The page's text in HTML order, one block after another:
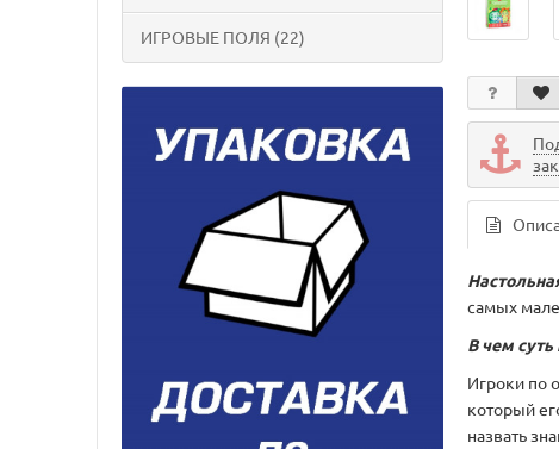
ИГРОВЫЕ ПОЛЯ (22)
самых
В чем суть
Игроки по
который
назвать